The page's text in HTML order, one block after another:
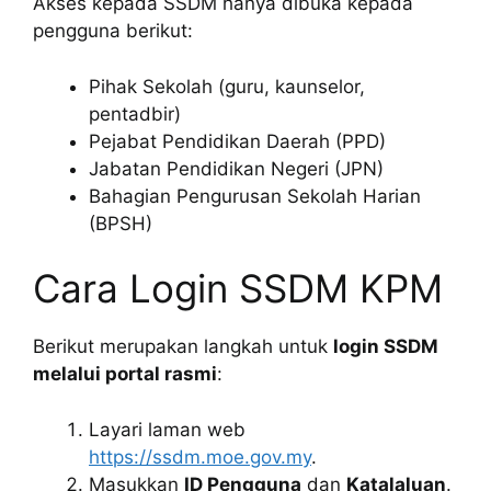
pengguna berikut:
Pihak Sekolah (guru, kaunselor,
pentadbir)
Pejabat Pendidikan Daerah (PPD)
Jabatan Pendidikan Negeri (JPN)
Bahagian Pengurusan Sekolah Harian
(BPSH)
Cara Login SSDM KPM
Berikut merupakan langkah untuk login SSDM
melalui portal rasmi:
Layari laman web
https://ssdm.moe.gov.my.
Masukkan ID Pengguna dan Katalaluan.